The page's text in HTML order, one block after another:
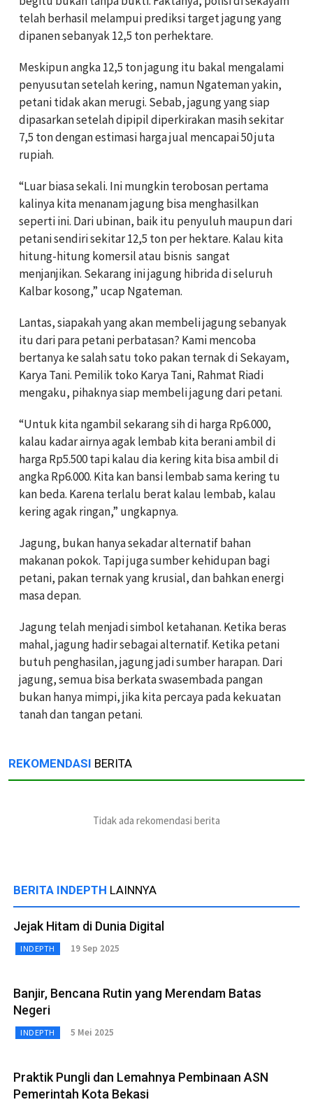
telah berhasil melampui prediksi target jagung yang
dipanen sebanyak 12,5 ton perhektare.
Meskipun angka 12,5 ton jagung itu bakal mengalami
penyusutan setelah kering, namun Ngateman yakin,
petani tidak akan merugi. Sebab, jagung yang siap
dipasarkan setelah dipipil diperkirakan masih sekitar
7,5 ton dengan estimasi harga jual mencapai 50 juta
rupiah.
“Luar biasa sekali. Ini mungkin terobosan pertama
kalinya kita menanam jagung bisa menghasilkan
seperti ini. Dari ubinan, baik itu penyuluh maupun dari
petani sendiri sekitar 12,5 ton per hektare. Kalau kita
hitung-hitung komersil atau bisnis sangat
menjanjikan. Sekarang ini jagung hibrida di seluruh
Kalbar kosong,” ucap Ngateman.
Lantas, siapakah yang akan membeli jagung sebanyak
itu dari para petani perbatasan? Kami mencoba
bertanya ke salah satu toko pakan ternak di Sekayam,
Karya Tani. Pemilik toko Karya Tani, Rahmat Riadi
mengaku, pihaknya siap membeli jagung dari petani.
“Untuk kita ngambil sekarang sih di harga Rp6.000,
kalau kadar airnya agak lembab kita berani ambil di
harga Rp5.500 tapi kalau dia kering kita bisa ambil di
angka Rp6.000. Kita kan bansi lembab sama kering tu
kan beda. Karena terlalu berat kalau lembab, kalau
kering agak ringan,” ungkapnya.
Jagung, bukan hanya sekadar alternatif bahan
makanan pokok. Tapi juga sumber kehidupan bagi
petani, pakan ternak yang krusial, dan bahkan energi
masa depan.
Jagung telah menjadi simbol ketahanan. Ketika beras
mahal, jagung hadir sebagai alternatif. Ketika petani
butuh penghasilan, jagung jadi sumber harapan. Dari
jagung, semua bisa berkata swasembada pangan
bukan hanya mimpi, jika kita percaya pada kekuatan
tanah dan tangan petani.
REKOMENDASI BERITA
Tidak ada rekomendasi berita
BERITA INDEPTH LAINNYA
Jejak Hitam di Dunia Digital
INDEPTH 19 Sep 2025
Banjir, Bencana Rutin yang Merendam Batas
Negeri
INDEPTH 5 Mei 2025
Praktik Pungli dan Lemahnya Pembinaan ASN
Pemerintah Kota Bekasi